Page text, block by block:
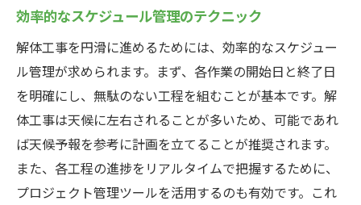
効率的なスケジュール管理のテクニック
解体工事を円滑に進めるためには、効率的なスケジュー
ル管理が求められます。まず、各作業の開始日と終了日
を明確にし、無駄のない工程を組むことが基本です。解
体工事は天候に左右されることが多いため、可能であれ
ば天候予報を参考に計画を立てることが推奨されます。
また、各工程の進捗をリアルタイムで把握するために、
プロジェクト管理ツールを活用するのも有効です。これ